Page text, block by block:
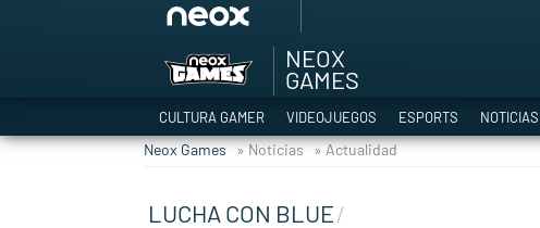
TGA Tercera gala
Super Mario cafetería oficial
NEOX
GAMES
CULTURA GAMER VIDEOJUEGOS ESPORTS NOTICIAS
Neox Games » Noticias » Actualidad
LUCHA CON BLUE